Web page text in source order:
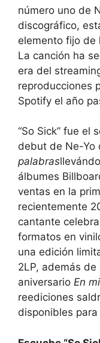
número uno de
discográfico,
elemento fijo de
La canción ha
era del
reproducciones
Spotify el año
“So Sick” fue el
debut de Ne-Yo
palabras
álbumes
ventas en la
recientemente
cantante
formatos en
una edición
2LP, además de
aniversario En
reediciones
disponibles